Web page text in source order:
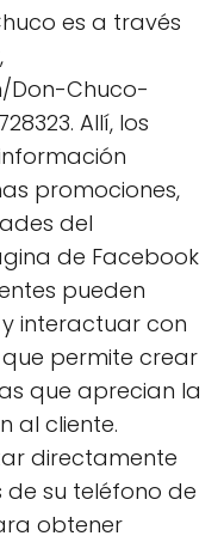
es a través
Don-Chuco-
Allí, los
promociones,
del
de Facebook
pueden
interactuar con
permite crear
que aprecian la
al cliente.
directamente
su teléfono de
obtener